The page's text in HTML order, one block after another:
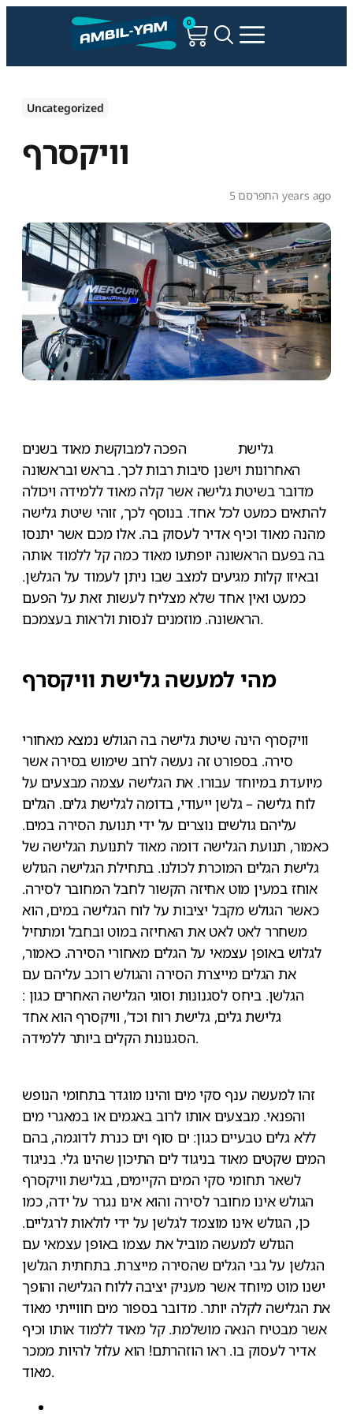
0
Uncategorized
וויקסרף
התפרסם 5 years ago
גלישת
הפכה למבוקשת מאוד בשנים
האחרונות וישנן סיבות רבות לכך. בראש ובראשונה
מדובר בשיטת גלישה אשר קלה מאוד ללמידה ויכולה
להתאים כמעט לכל אחד. בנוסף לכך, זוהי שיטת גלישה
מהנה מאוד וכיף אדיר לעסוק בה. אלו מכם אשר יתנסו
בה בפעם הראשונה יופתעו מאוד כמה קל ללמוד אותה
ובאיזו קלות מגיעים למצב שבו ניתן לעמוד על הגלשן.
כמעט ואין אחד שלא מצליח לעשות זאת על הפעם
הראשונה. מוזמנים לנסות ולראות בעצמכם.
מהי למעשה גלישת וויקסרף
וויקסרף הינה שיטת גלישה בה הגולש נמצא מאחורי
סירה. בספורט זה נעשה לרוב שימוש בסירה אשר
מיועדת במיוחד עבורו. את הגלישה עצמה מבצעים על
לוח גלישה – גלשן ייעודי, בדומה לגלישת גלים. הגלים
עליהם גולשים נוצרים על ידי תנועת הסירה במים.
כאמור, תנועת הגלישה דומה מאוד לתנועת הגלישה של
גלישת הגלים המוכרת לכולנו. בתחילת הגלישה הגולש
אוחז במעין מוט אחיזה הקשור לחבל המחובר לסירה.
כאשר הגולש מקבל יציבות על לוח הגלישה במים, הוא
משחרר לאט לאט את האחיזה במוט ובחבל ומתחיל
לגלוש באופן עצמאי על הגלים מאחורי הסירה. כאמור,
את הגלים מייצרת הסירה והגולש רוכב עליהם עם
הגלשן. ביחס לסגנונות וסוגי הגלישה האחרים כגון :
גלישת גלים, גלישת רוח וכד’, וויקסרף הוא אחד
הסגנונות הקלים ביותר ללמידה.
זהו למעשה ענף סקי מים והינו מוגדר בתחומי הנופש
והפנאי. מבצעים אותו לרוב באגמים או במאגרי מים
ללא גלים טבעיים כגון: ים סוף וים כנרת לדוגמה, בהם
המים שקטים מאוד בניגוד לים התיכון שהינו גלי. בניגוד
לשאר תחומי סקי המים הקיימים, בגלישת וויקסרף
הגולש אינו מחובר לסירה והוא אינו נגרר על ידה, כמו
כן, הגולש אינו מוצמד לגלשן על ידי לולאות לרגליים.
הגולש למעשה מוביל את עצמו באופן עצמאי עם
הגלשן על גבי הגלים שהסירה מייצרת. בתחתית הגלשן
ישנו מוט מיוחד אשר מעניק יציבה ללוח הגלישה והופך
את הגלישה לקלה יותר. מדובר בספור מים חווייתי מאוד
אשר מבטיח הנאה מושלמת. קל מאוד ללמוד אותו וכיף
אדיר לעסוק בו. ראו הוזהרתם! הוא עלול להיות ממכר
מאוד.